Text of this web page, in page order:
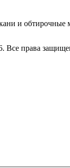
Все права